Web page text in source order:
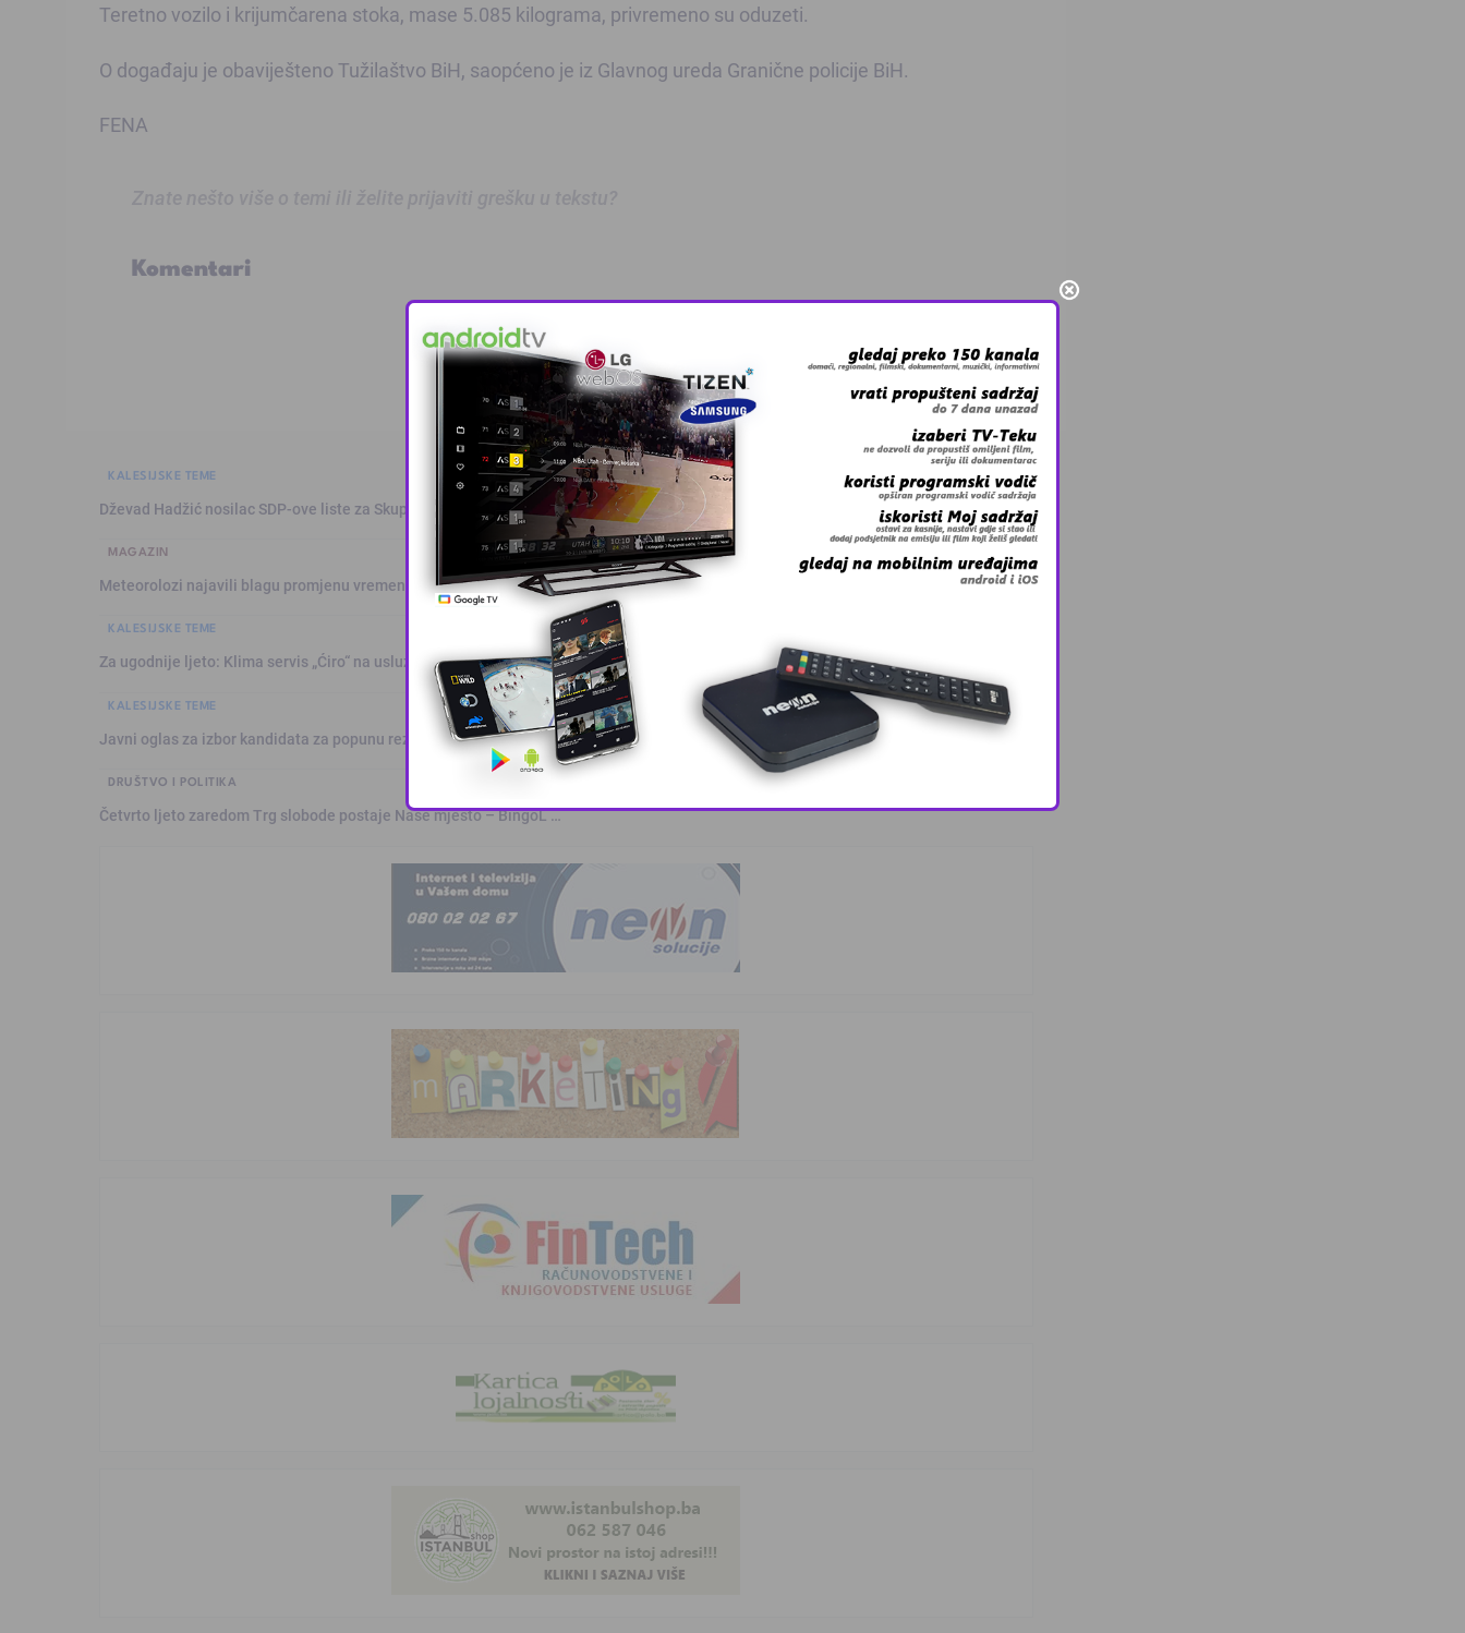
Teretno vozilo i krijumčarena stoka, mase 5.085 kilograma, privremeno su oduzeti.
O događaju je obaviješteno Tužilaštvo BiH, saopćeno je iz Glavnog ureda Granične policije BiH.
FENA
Komentari
KALESIJSKE TEME
Dževad Hadžić nosilac SDP-ove liste za Skupštinu Tuzlanskog kanton …
MAGAZIN
Meteorolozi najavili blagu promjenu vremena: Sutra pljuskovi i grmljav …
KALESIJSKE TEME
Za ugodnije ljeto: Klima servis „Ćiro“ na usluzi građanima
KALESIJSKE TEME
Javni oglas za izbor kandidata za popunu rezervne liste kvalifikovanih …
DRUŠTVO I POLITIKA
Četvrto ljeto zaredom Trg slobode postaje Naše mjesto – BingoL …